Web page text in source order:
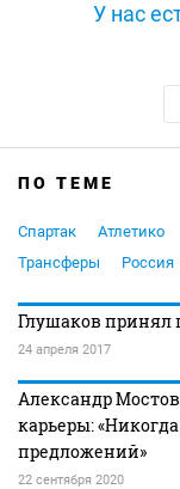
У нас
ПО ТЕМЕ
Спартак Атлетико
Трансферы
Россия
Глушаков принял
24 апреля 2017
Александр
карьеры:
предложений»
22 сентября 2020